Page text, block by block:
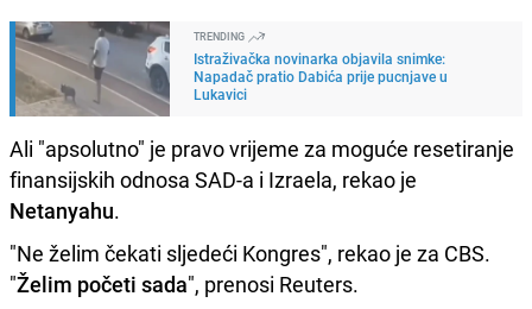
TRENDING
Istraživačka novinarka objavila snimke:
Napadač pratio Dabića prije pucnjave u
Lukavici
Ali "apsolutno" je pravo vrijeme za moguće resetiranje
finansijskih odnosa SAD-a i Izraela, rekao je
Netanyahu.
"Ne želim čekati sljedeći Kongres", rekao je za CBS.
"Želim početi sada", prenosi Reuters.